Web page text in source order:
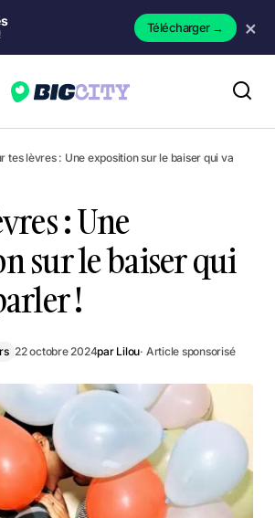
Télécharger→ ×
tes lèvres : Une exposition sur le baiser qui va
: Une
sur le baiser qui
!
22 octobre 2024par Lilou· Article sponsorisé